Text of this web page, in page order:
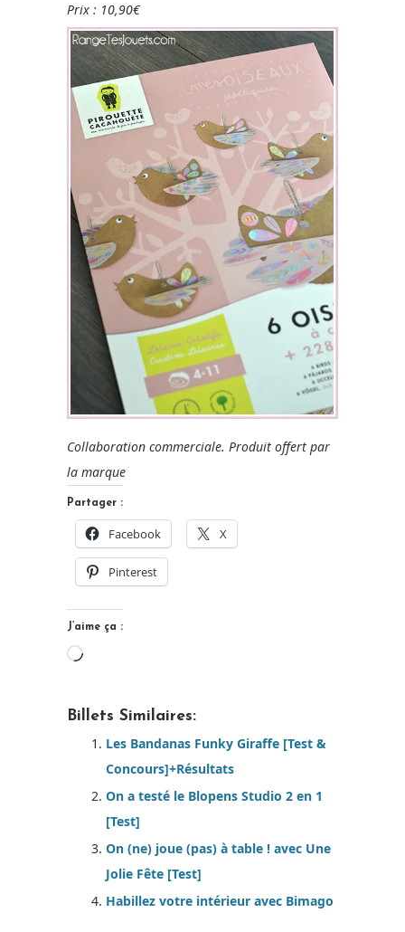
Prix : 10,90€
Collaboration commerciale. Produit offert par
la marque
Partager :
Facebook X
Pinterest
J’aime ça :
Chargement…
Billets Similaires:
Les Bandanas Funky Giraffe [Test &
Concours]+Résultats
On a testé le Blopens Studio 2 en 1
[Test]
On (ne) joue (pas) à table ! avec Une
Jolie Fête [Test]
Habillez votre intérieur avec Bimago